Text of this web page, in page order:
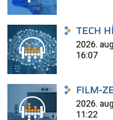
TECH
2026.
16:07
FILM-
2026.
11:22